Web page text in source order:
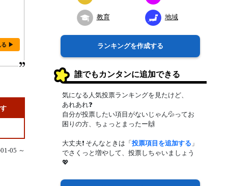
る ▶
05 ～
教育 地域
ランキングを作成する
誰でもカンタンに追加できる
気になる人気投票ランキングを見たけど、
あれあれ❓
自分が投票したい項目がないじゃん💦ってお
困りの方、ちょっとまったー🙌
大丈夫❗ そんなときは「投票項目を追加する 」
でさくっと増やして、投票しちゃいましょう
💖